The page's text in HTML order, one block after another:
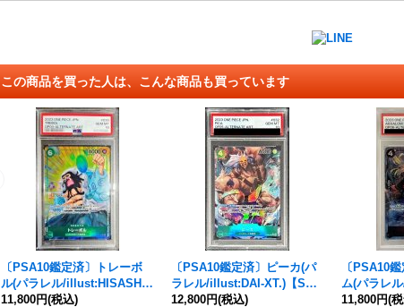
この商品を買った人は、こんな商品も買っています
〔PSA10鑑定済〕トレーボ
ル(パラレル/illust:HISASHI
HUJIWARA)【R/P】{OP04-0
11,800円(税込)
〔PSA10鑑定済〕ピーカ(パ
ラレル/illust:DAI-XT.)【SR/
P】{OP05-032}
12,800円(税込)
〔PSA10
ム(パラレ
【R/P】
11,800円(